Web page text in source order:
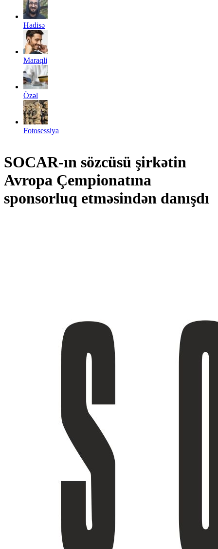
Hadisə
Maraqli
Özəl
Fotosessiya
SOCAR-ın sözcüsü şirkətin
Avropa Çempionatına
sponsorluq etməsindən danışdı